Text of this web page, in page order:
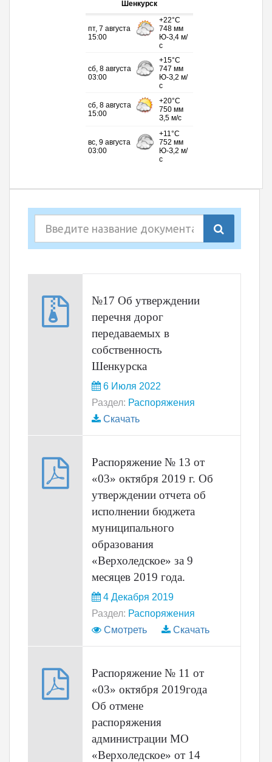
Шенкурск
№17 Об утверждении
перечня дорог
передаваемых в
собственность
Шенкурска
6 Июля 2022
Раздел: Распоряжения
Скачать
Распоряжение № 13 от
«03» октября 2019 г. Об
утверждении отчета об
исполнении бюджета
муниципального
образования
«Верхоледское» за 9
месяцев 2019 года.
4 Декабря 2019
Раздел: Распоряжения
Смотреть
Скачать
Распоряжение № 11 от
«03» октября 2019года
Об отмене
распоряжения
администрации МО
«Верхоледское» от 14